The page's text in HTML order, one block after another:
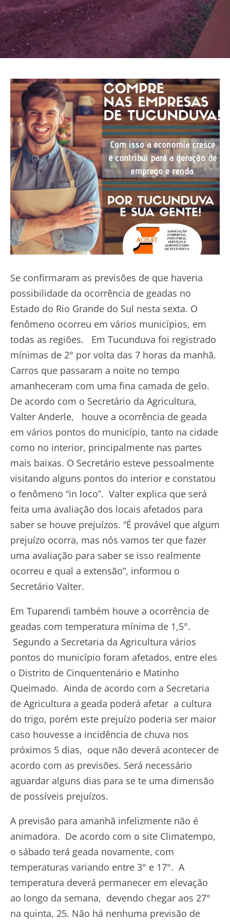
Se confirmaram as previsões de que haveria
possibilidade da ocorrência de geadas no
Estado do Rio Grande do Sul nesta sexta. O
fenômeno ocorreu em vários municípios, em
todas as regiões. Em Tucunduva foi registrado
mínimas de 2° por volta das 7 horas da manhã.
Carros que passaram a noite no tempo
amanheceram com uma fina camada de gelo.
De acordo com o Secretário da Agricultura,
Valter Anderle, houve a ocorrência de geada
em vários pontos do município, tanto na cidade
como no interior, principalmente nas partes
mais baixas. O Secretário esteve pessoalmente
visitando alguns pontos do interior e constatou
o fenômeno “in loco”. Valter explica que será
feita uma avaliação dos locais afetados para
saber se houve prejuízos. “É provável que algum
prejuízo ocorra, mas nós vamos ter que fazer
uma avaliação para saber se isso realmente
ocorreu e qual a extensão”, informou o
Secretário Valter.
Em Tuparendi também houve a ocorrência de
geadas com temperatura mínima de 1,5°.
Segundo a Secretaria da Agricultura vários
pontos do município foram afetados, entre eles
o Distrito de Cinquentenário e Matinho
Queimado. Ainda de acordo com a Secretaria
de Agricultura a geada poderá afetar a cultura
do trigo, porém este prejuízo poderia ser maior
caso houvesse a incidência de chuva nos
próximos 5 dias, oque não deverá acontecer de
acordo com as previsões. Será necessário
aguardar alguns dias para se te uma dimensão
de possíveis prejuízos.
A previsão para amanhã infelizmente não é
animadora. De acordo com o site Climatempo,
o sábado terá geada novamente, com
temperaturas variando entre 3° e 17°. A
temperatura deverá permanecer em elevação
ao longo da semana, devendo chegar aos 27°
na quinta, 25. Não há nenhuma previsão de